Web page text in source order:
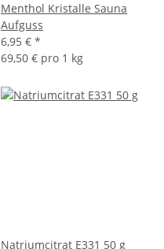
Menthol Kristalle Sauna
Aufguss
6,95 € *
69,50 € pro 1 kg
Natriumcitrat E331 50 g